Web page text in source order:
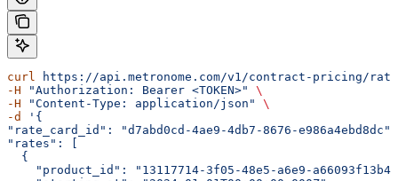
curl
https://api.metronome.com/v1/contract-pricing/
-H "Authorization: Bearer <TOKEN>"
\
-H "Content-Type: application/json"
\
-d
'{
"rate_card_id": "d7abd0cd-4ae9-4db7-8676-e986a4ebd8dc",
"rates": [
  {
"product_id": "13117714-3f05-48e5-a6e9-